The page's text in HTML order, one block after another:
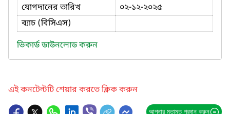
যোগদানের তারিখ
০২-১২-২০২৫
ব্যাচ (বিসিএস)
ভিকার্ড ডাউনলোড করুন
এই কনটেন্টটি শেয়ার করতে ক্লিক করুন
আপনার মতামত প্রদান করুন